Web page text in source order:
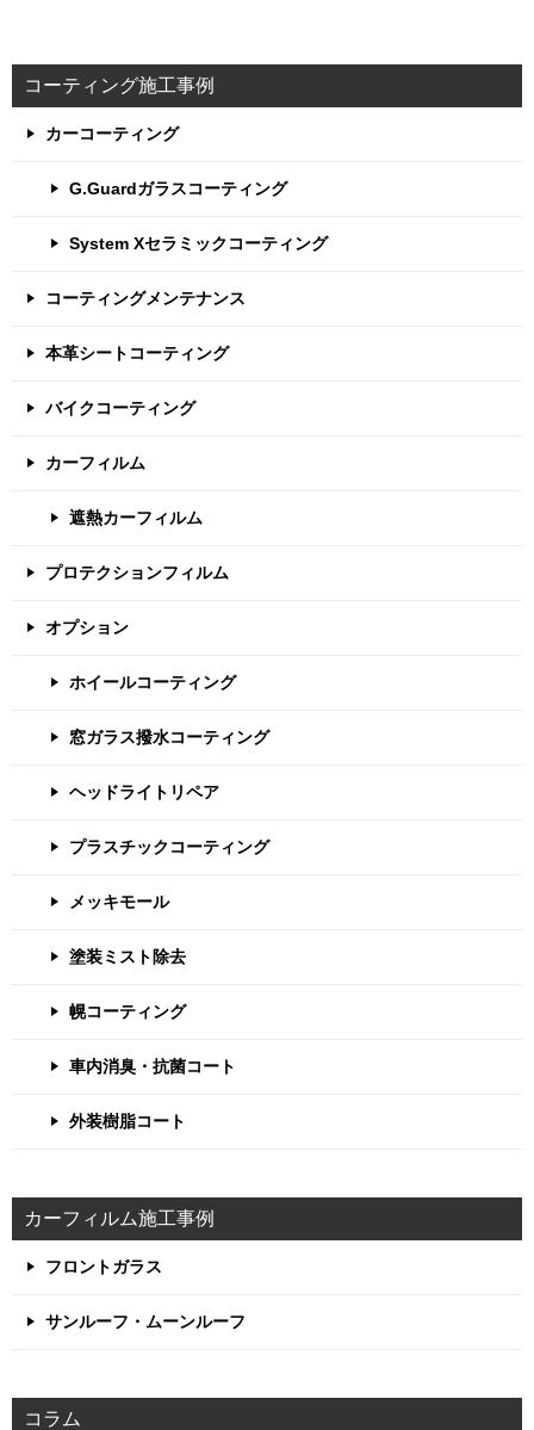
コーティング施工事例
カーコーティング
G.Guardガラスコーティング
System Xセラミックコーティング
コーティングメンテナンス
本革シートコーティング
バイクコーティング
カーフィルム
遮熱カーフィルム
プロテクションフィルム
オプション
ホイールコーティング
窓ガラス撥水コーティング
ヘッドライトリペア
プラスチックコーティング
メッキモール
塗装ミスト除去
幌コーティング
車内消臭・抗菌コート
外装樹脂コート
カーフィルム施工事例
フロントガラス
サンルーフ・ムーンルーフ
コラム